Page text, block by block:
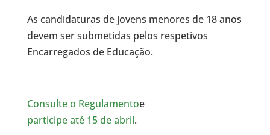
As candidaturas de jovens menores de 18 anos
devem ser submetidas pelos respetivos
Encarregados de Educação.
Consulte o Regulamentoe
participe até 15 de abril.